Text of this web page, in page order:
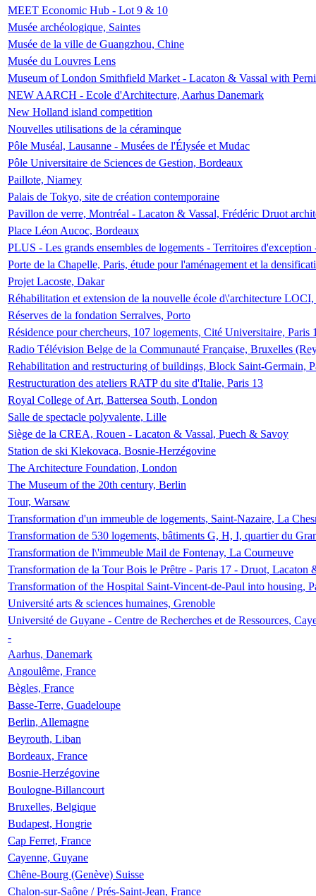
MEET Economic Hub - Lot 9 & 10
Musée archéologique, Saintes
Musée de la ville de Guangzhou, Chine
Musée du Louvres Lens
Museum of London Smithfield Market - Lacaton & Vassal with
NEW AARCH - Ecole d'Architecture, Aarhus Danemark
New Holland island competition
Nouvelles utilisations de la céraminque
Pôle Muséal, Lausanne - Musées de l'Élysée et Mudac
Pôle Universitaire de Sciences de Gestion, Bordeaux
Paillote, Niamey
Palais de Tokyo, site de création contemporaine
Pavillon de verre, Montréal - Lacaton & Vassal, Frédéric Druot
Place Léon Aucoc, Bordeaux
PLUS - Les grands ensembles de logements - Territoires
Porte de la Chapelle, Paris, étude pour l'aménagement et la
Projet Lacoste, Dakar
Réhabilitation et extension de la nouvelle école d\'architecture
Réserves de la fondation Serralves, Porto
Résidence pour chercheurs, 107 logements, Cité Universitaire, Paris
Radio Télévision Belge de la Communauté Française, Bruxelles
Rehabilitation and restructuring of buildings, Block Saint-Germain,
Restructuration des ateliers RATP du site d'Italie, Paris 13
Royal College of Art, Battersea South, London
Salle de spectacle polyvalente, Lille
Siège de la CREA, Rouen - Lacaton & Vassal, Puech & Savoy
Station de ski Klekovaca, Bosnie-Herzégovine
The Architecture Foundation, London
The Museum of the 20th century, Berlin
Tour, Warsaw
Transformation d'un immeuble de logements, Saint-Nazaire, La
Transformation de 530 logements, bâtiments G, H, I, quartier du
Transformation de l\'immeuble Mail de Fontenay, La Courneuve
Transformation de la Tour Bois le Prêtre - Paris 17 - Druot, Lacaton
Transformation of the Hospital Saint-Vincent-de-Paul into housing,
Université arts & sciences humaines, Grenoble
Université de Guyane - Centre de Recherches et de Ressources,
-
Aarhus, Danemark
Angoulême, France
Bègles, France
Basse-Terre, Guadeloupe
Berlin, Allemagne
Beyrouth, Liban
Bordeaux, France
Bosnie-Herzégovine
Boulogne-Billancourt
Bruxelles, Belgique
Budapest, Hongrie
Cap Ferret, France
Cayenne, Guyane
Chêne-Bourg (Genève) Suisse
Chalon-sur-Saône / Prés-Saint-Jean, France